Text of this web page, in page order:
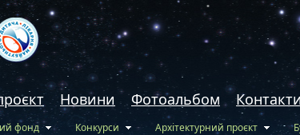
Новини Фотоальбом Контакти
фонд Конкурси Архітектурний проєкт